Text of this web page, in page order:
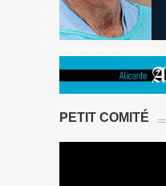
PETIT COMITÉ